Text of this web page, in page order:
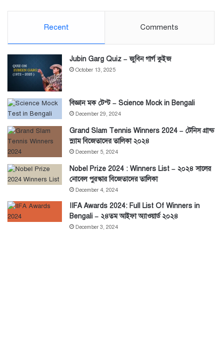
Recent Comments
Jubin Garg Quiz – জুবিন গার্গ কুইজ
October 13, 2025
বিজ্ঞান মক টেস্ট – Science Mock in Bengali
December 29, 2024
Grand Slam Tennis Winners 2024 – টেনিস গ্রান্ড
স্ল্যাম বিজেতাদের তালিকা ২০২৪
December 5, 2024
Nobel Prize 2024 : Winners List – ২০২৪ সালের
নোবেল পুরস্কার বিজেতাদের তালিকা
December 4, 2024
IIFA Awards 2024: Full List Of Winners in
Bengali – ২৪তম আইফা অ্যাওয়ার্ড ২০২৪
December 3, 2024